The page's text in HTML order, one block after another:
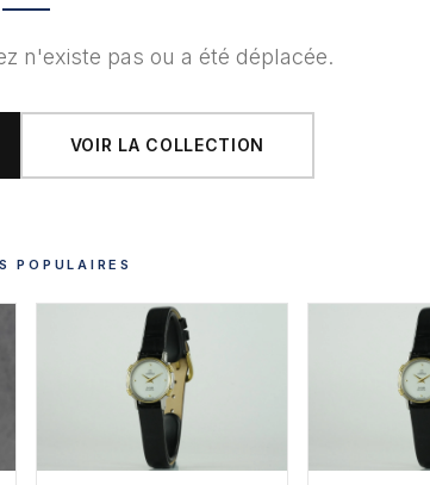
n'existe pas ou a été déplacée.
VOIR LA COLLECTION
POPULAIRES